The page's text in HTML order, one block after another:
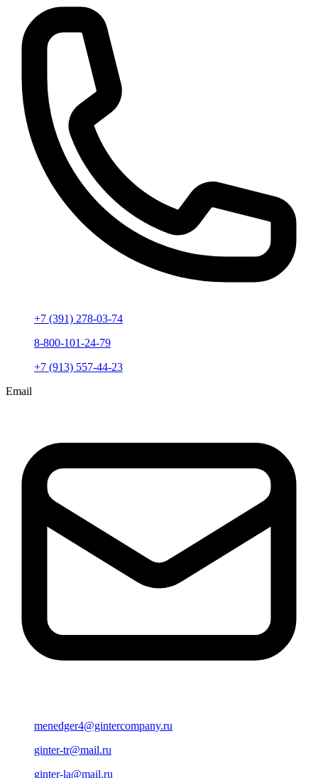
+7 (391) 278-03-74
8-800-101-24-79
+7 (913) 557-44-23
Email
menedger4@gintercompany.ru
ginter-tr@mail.ru
ginter-la@mail.ru